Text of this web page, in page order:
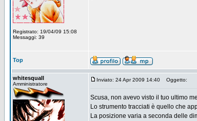
Registrato: 19/04/09 15:08
Messaggi: 39
Top
whitesquall
Amministratore
Inviato: 24 Apr 2009 14:40 Oggetto:
Scusa, non avevo visto il tuo ultimo
Lo strumento tracciati è quello che
La posizione varia a seconda delle